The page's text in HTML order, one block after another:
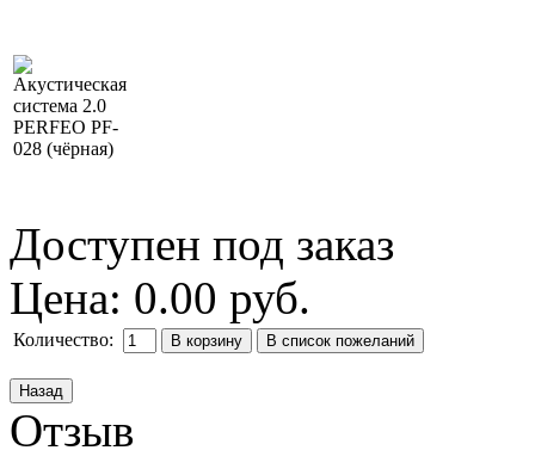
Доступен под заказ
Цена: 0.00 руб.
Количество:
Отзыв